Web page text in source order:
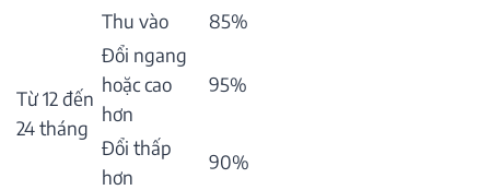
Từ 12 đến
24 tháng
Thu vào
85%
Đổi ngang
hoặc cao
hơn
95%
Đổi thấp
hơn
90%